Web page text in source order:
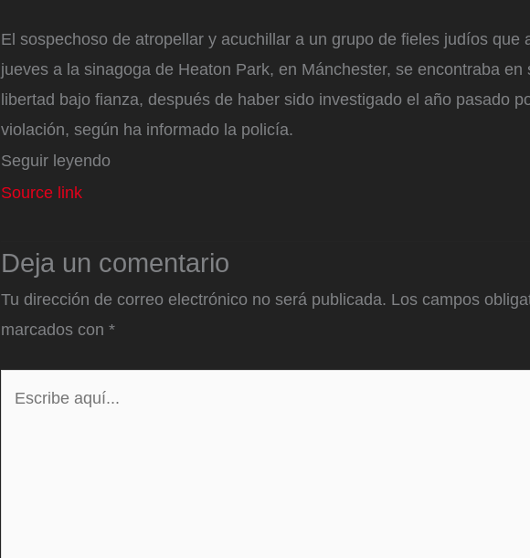
El sospechoso de atropellar y acuchillar a un grupo de fieles judíos que
jueves a la sinagoga de Heaton Park, en Mánchester, se encontraba en
libertad bajo fianza, después de haber sido investigado el año pasado
violación, según ha informado la policía.
Seguir leyendo
Source link
Deja un comentario
Tu dirección de correo electrónico no será publicada. Los campos
marcados con *